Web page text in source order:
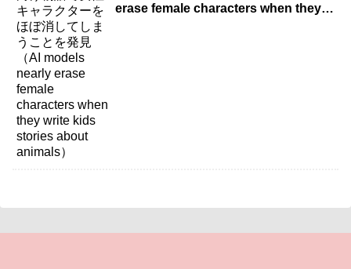
erase female characters when they